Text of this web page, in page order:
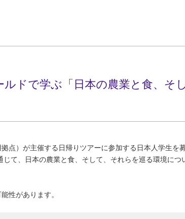
ドで学ぶ「日本の農業と食、そ
点）が主催する日帰りツアーに参加する日本人学生を
て、日本の農業と食、そして、それらを巡る環境につ
性があります。